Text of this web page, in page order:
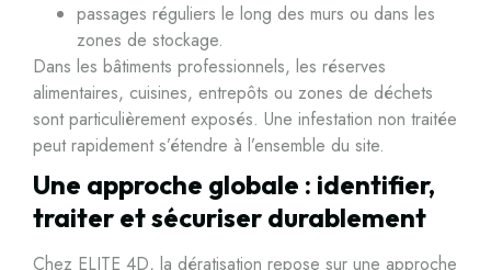
passages réguliers le long des murs ou dans les
zones de stockage.
Dans les bâtiments professionnels, les réserves
alimentaires, cuisines, entrepôts ou zones de déchets
sont particulièrement exposés. Une infestation non traitée
peut rapidement s’étendre à l’ensemble du site.
Une approche globale : identifier,
traiter et sécuriser durablement
Chez ELITE 4D, la dératisation repose sur une approche